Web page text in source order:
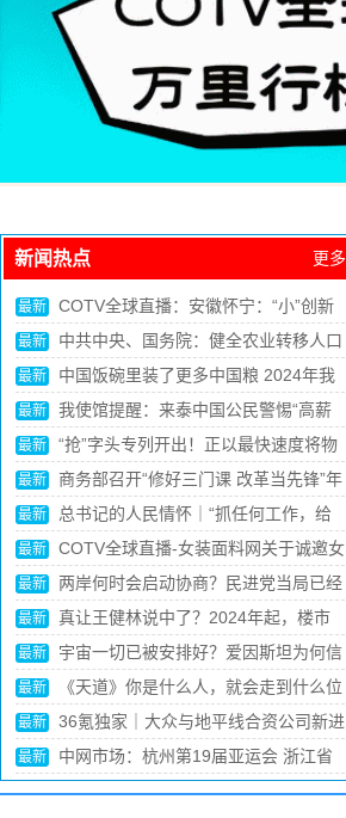
更多
新闻热点
最新
中网市场：人人参与 共铸亚运精彩
（体坛观澜）
最新 中网市场：中国车谷“换道”加速
最新
中网市场：杨振宁留一手，翁帆“防不
胜防”!101岁的杨振宁，谋略太深
最新
冯小刚坦言人生有三大遗憾：最大的遗
憾没想到是捧红王宝强！
最新
从温州出发，正泰如何跳出浙江站稳千
亿级发展台阶
最新
她们的高消费你想象不到，花钱如流水
的6位女星，一般人真养不起
最新
清华才女”李一诺：辞百万年薪，4年生
3娃，现帮比尔盖茨花钱
最新 中国GDP“第一区”，迎来新任一把手
最新
首富王健林贴身女秘书：年薪百万月休
15天，为什么只有大专学历？
最新
如今，她已经成为了中国影视圈的一位
重要人物，备受人们的喜爱和关注。
最新
2023澳康达世界名车展6月14日澎湃启
幕！一站逛遍全球好车，3000台准新车半价
就购了！
最新
现代化产业体系建设迈出新步伐（推动
经济实现质的有效提升和量的合理增长
最新
中美防长在香格里拉对话会开幕晚宴上
握手
最新
黄晓明新恋情曝光!新女友正面照曝
光，曾跟baby合影夸赞其好看